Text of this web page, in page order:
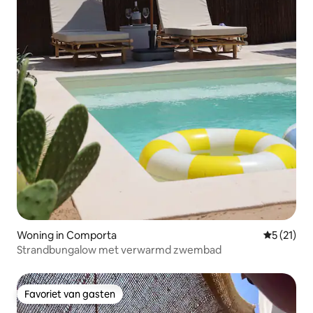
Woning in Comporta
5 (21)
Strandbungalow met verwarmd zwembad
Favoriet van gasten
Favoriet van gasten